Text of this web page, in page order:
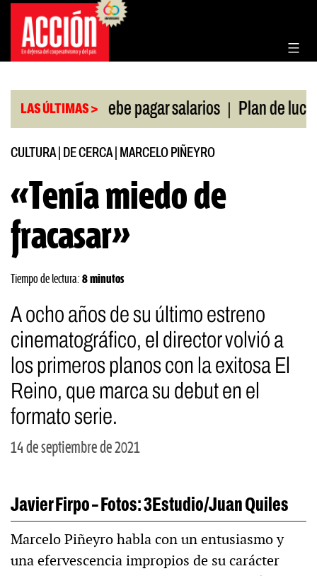
Saltar
contenido
LAS ÚLTIMAS >
FATE debe pagar salarios | Plan de lucha de
CULTURA| DE CERCA| MARCELO PIÑEYRO
«Tenía miedo de
fracasar»
Tiempo de lectura: 8 minutos
A ocho años de su último estreno
cinematográfico, el director volvió a
los primeros planos con la exitosa El
Reino, que marca su debut en el
formato serie.
14 de septiembre de 2021
Javier Firpo – Fotos: 3Estudio/Juan Quiles
Marcelo Piñeyro habla con un entusiasmo y
una efervescencia impropios de su carácter